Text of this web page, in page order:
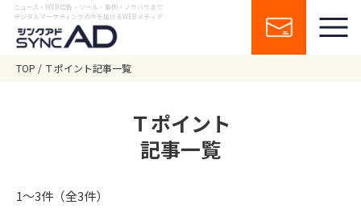
ニュース・WEB広告・ツール・事例・ノウハウまで
デジタルマーケティングの今を届けるWEBメディア
TOP Ｔポイント記事一覧
Ｔポイント
記事一覧
1〜3件（全3件）